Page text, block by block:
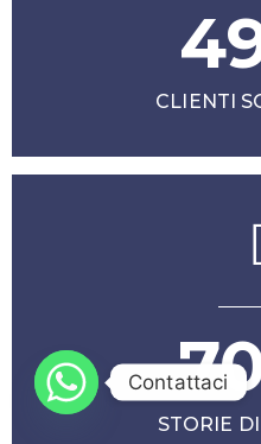
CLIENTI
STORIE
Contattaci